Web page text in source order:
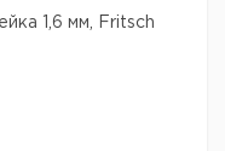
1,6 мм, Fritsch